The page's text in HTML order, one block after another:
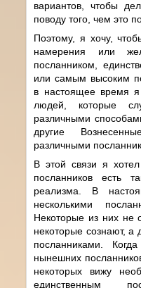
вариантов, чтобы
поводу того, чем это
Поэтому, я хочу,
намерения или
посланником,
или самым высоким
в настоящее время
людей, которые
различными
другие
различными
В этой связи я
посланников есть
реализма. В
несколькими
Некоторые из них не
некоторые сознают, а
посланниками.
нынешних
некоторых вижу
единственным